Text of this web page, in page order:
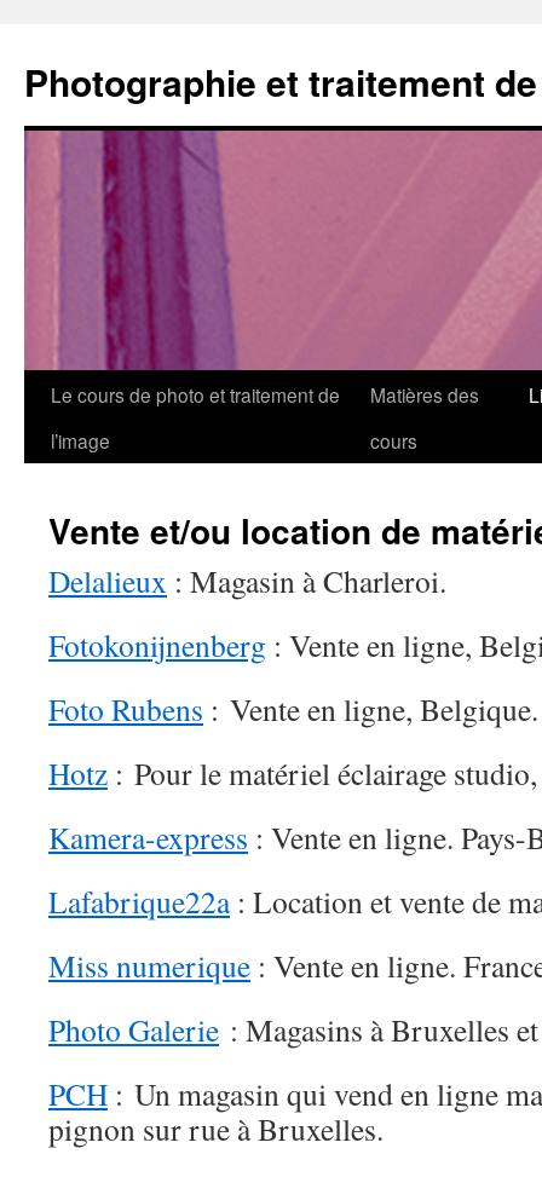
contenu
Photographie et traitement
Le cours de photo et traitement de
l’image
Matières des
cours
Vente et/ou location de
Delalieux : Magasin à Charleroi.
Fotokonijnenberg : Vente en ligne,
Foto Rubens : Vente en ligne, Belgique.
Hotz : Pour le matériel éclairage
Kamera-express : Vente en ligne. Pays-
Lafabrique22a: Location et vente de
Miss numerique : Vente en ligne.
Photo Galerie : Magasins à Bruxelles
PCH : Un magasin qui vend en ligne
pignon sur rue à Bruxelles.